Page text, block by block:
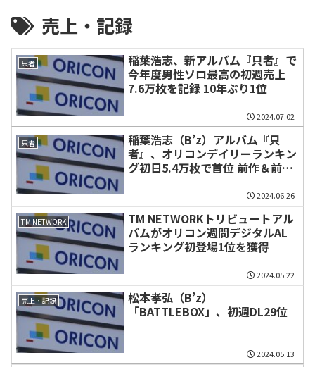
売上・記録
只者
稲葉浩志、新アルバム『只者』で
今年度男性ソロ最高の初週売上
7.6万枚を記録 10年ぶり1位
2024.07.02
只者
稲葉浩志（B’z）アルバム『只
者』、オリコンデイリーランキン
グ初日5.4万枚で首位 前作＆前々
2024.06.26
TM NETWORK
TM NETWORKトリビュートアル
バムがオリコン週間デジタルAL
ランキング初登場1位を獲得
2024.05.22
売上・記録
松本孝弘（B’z）
「BATTLEBOX」、初週DL29位
2024.05.13